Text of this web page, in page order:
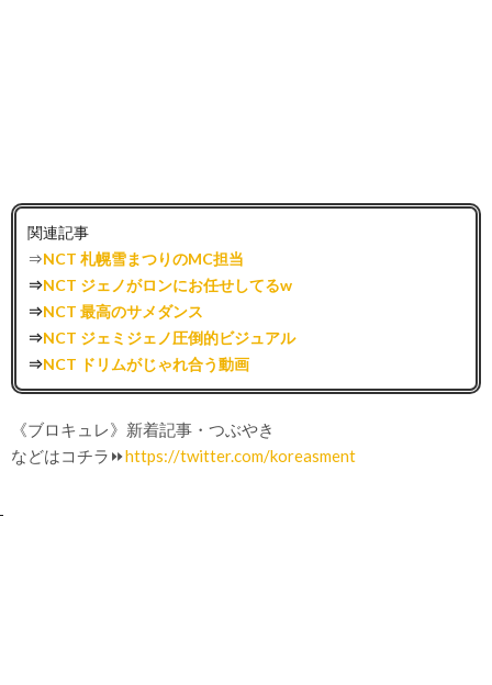
関連記事
⇒NCT 札幌雪まつりのMC担当
⇒NCT ジェノがロンにお任せしてるw
⇒NCT 最高のサメダンス
⇒NCT ジェミジェノ圧倒的ビジュアル
⇒NCT ドリムがじゃれ合う動画
《ブロキュレ》新着記事・つぶやき
などはコチラ⏩https://twitter.com/koreasment